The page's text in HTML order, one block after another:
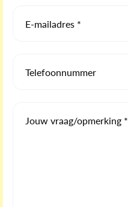
E-mailadres *
Telefoonnummer
Jouw vraag/opmerking *